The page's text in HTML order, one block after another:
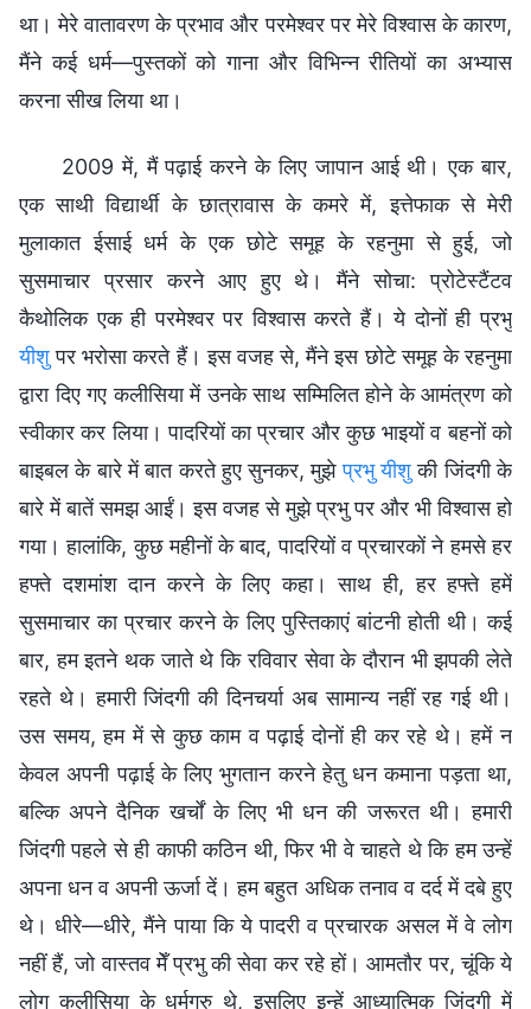
था। मेरे वातावरण के प्रभाव और परमेश्वर पर ​मेरे विश्वास के कारण,
मैंने कई धर्म—पुस्तकों को गाना और विभिन्न रीतियों का अभ्यास
करना सीख लिया था।
2009 में, मैं पढ़ाई करने के लिए जापान आई थी। एक बार,
एक साथी विद्यार्थी के छात्रावास के कमरे में, इत्तेफाक से मेरी
मुलाकात ईसाई धर्म के एक छोटे समूह के रहनुमा से हुई, जो
सुसमाचार प्रसार करने आए हुए थे। मैंने सोचा: प्रोटेस्टैंटव
कैथोलिक एक ही परमेश्वर पर विश्वास करते हैं। ये दोनों ही प्रभु
यीशुपर भरोसा करते हैं। इस वजह से, मैंने इस छोटे समूह के रहनुमा
द्वारा दिए गए कलीसिया में उनके साथ सम्मिलित होने के आमंत्रण को
स्वीकार कर लिया। पादरियों का प्रचार और कुछ भाइयों व बहनों को
बाइ​बल के बारे में बात करते हुए सुनकर, मुझेप्रभु यीशुकी जिंदगी के
बारे में बातें समझ आईं। इस वजह से मुझे प्रभु पर और भी विश्वास हो
गया। हालांकि, कुछ महीनों के बाद, पादरियों व प्रचारकों ने हमसे हर
हफ्ते दशमांश दान करने के लिए कहा। साथ ही, हर हफ्ते हमें
सुसमाचार का प्रचार करने के लिए पुस्तिकाएं बांटनी होती थी। कई
बार, हम इतने थक जाते थे कि रविवार सेवा के दौरान भी झपकी लेते
रहते थे। हमारी जिंदगी की दिनचर्या अब सामान्य नहीं रह गई थी।
उस समय, हम में से कुछ काम व पढ़ाई दोनों ही कर रहे थे। हमें न
केवल अपनी पढ़ाई के लिए भुगतान करने हेतु धन कमाना पड़ता था,
बल्कि अपने दैनिक खर्चों के लिए भी धन की जरूरत थी। हमारी
जिंदगी पहले से ही काफी कठिन थी, फिर भी वे चाहते थे कि हम उन्हें
अपना धन व अपनी ऊर्जा दें। हम बहुत अधिक तनाव व दर्द में दबे हुए
थे। धीरे—धीरे, मैंने पाया कि ये पादरी व प्रचारक असल में वे लोग
नहीं हैं, जो वास्तव मेँ प्रभु की सेवा कर रहे हों। आमतौर पर, चूंकि ये
लोग कलीसिया के धर्मगुरु थे, इसलिए इन्हें आध्यात्मिक जिंदगी में